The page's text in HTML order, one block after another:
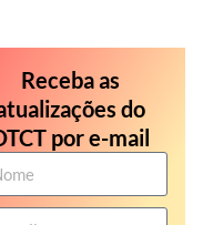
Receba as
do
por e-mail